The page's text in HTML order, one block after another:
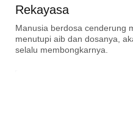
Rekayasa
Manusia berdosa cenderung
menutupi aib dan dosanya,
selalu membongkarnya.